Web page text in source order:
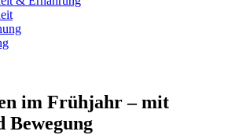
im Frühjahr – mit